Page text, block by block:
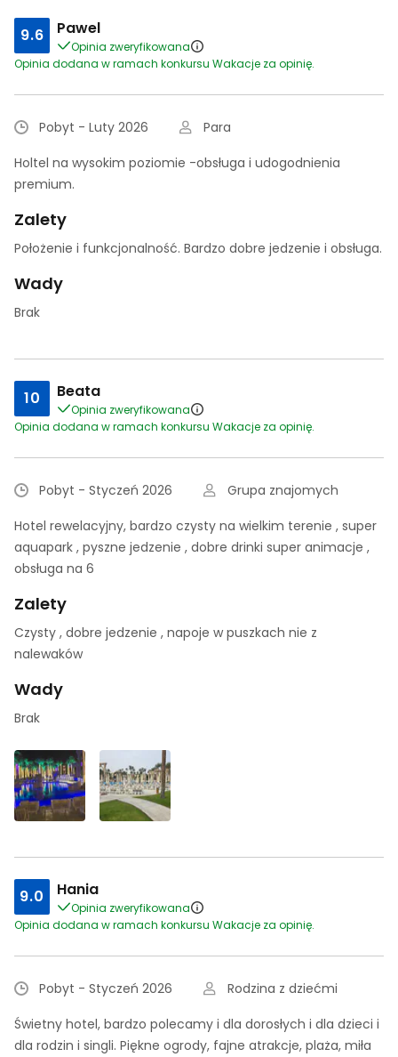
9.6 Pawel
Opinia zweryfikowana
Opinia dodana w ramach konkursu Wakacje za opinię.
Pobyt - Luty 2026
Para
Holtel na wysokim poziomie -obsługa i udogodnienia
premium.
Zalety
Położenie i funkcjonalność. Bardzo dobre jedzenie i obsługa.
Wady
Brak
10 Beata
Opinia zweryfikowana
Opinia dodana w ramach konkursu Wakacje za opinię.
Pobyt - Styczeń 2026
Grupa znajomych
Hotel rewelacyjny, bardzo czysty na wielkim terenie , super
aquapark , pyszne jedzenie , dobre drinki super animacje ,
obsługa na 6
Zalety
Czysty , dobre jedzenie , napoje w puszkach nie z
nalewaków
Wady
Brak
9.0 Hania
Opinia zweryfikowana
Opinia dodana w ramach konkursu Wakacje za opinię.
Pobyt - Styczeń 2026
Rodzina z dziećmi
Świetny hotel, bardzo polecamy i dla dorosłych i dla dzieci i
dla rodzin i singli. Piękne ogrody, fajne atrakcje, plaża, miła